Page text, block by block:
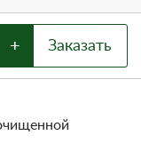
+ Заказать